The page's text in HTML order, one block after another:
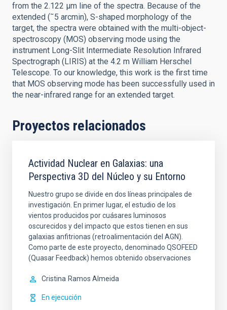
from the 2.122 μm line of the spectra. Because of the
extended (˜5 arcmin), S-shaped morphology of the
target, the spectra were obtained with the multi-object-
spectroscopy (MOS) observing mode using the
instrument Long-Slit Intermediate Resolution Infrared
Spectrograph (LIRIS) at the 4.2 m William Herschel
Telescope. To our knowledge, this work is the first time
that MOS observing mode has been successfully used in
the near-infrared range for an extended target.
Proyectos relacionados
Actividad Nuclear en Galaxias: una
Perspectiva 3D del Núcleo y su Entorno
Nuestro grupo se divide en dos líneas principales de
investigación. En primer lugar, el estudio de los
vientos producidos por cuásares luminosos
oscurecidos y del impacto que estos tienen en sus
galaxias anfitrionas (retroalimentación del AGN).
Como parte de este proyecto, denominado QSOFEED
(Quasar Feedback) hemos obtenido observaciones
Cristina Ramos Almeida
En ejecución